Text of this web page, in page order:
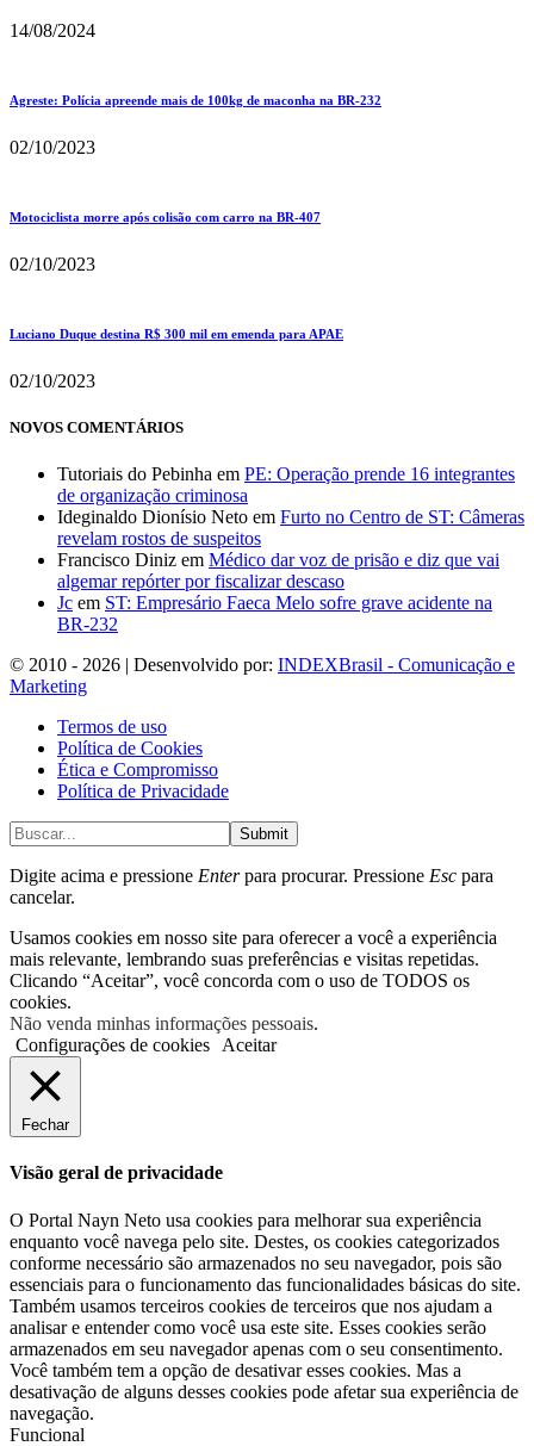
14/08/2024
Agreste: Polícia apreende mais de 100kg de maconha na BR-232
02/10/2023
Motociclista morre após colisão com carro na BR-407
02/10/2023
Luciano Duque destina R$ 300 mil em emenda para APAE
02/10/2023
NOVOS COMENTÁRIOS
Tutoriais do Pebinha em PE: Operação prende 16 integrantes
de organização criminosa
Ideginaldo Dionísio Neto em Furto no Centro de ST: Câmeras
revelam rostos de suspeitos
Francisco Diniz em Médico dar voz de prisão e diz que vai
algemar repórter por fiscalizar descaso
Jc em ST: Empresário Faeca Melo sofre grave acidente na
BR-232
© 2010 - 2026 | Desenvolvido por: INDEXBrasil - Comunicação e
Marketing
Termos de uso
Política de Cookies
Ética e Compromisso
Política de Privacidade
Submit
Digite acima e pressione Enterpara procurar. Pressione Esc para
cancelar.
Usamos cookies em nosso site para oferecer a você a experiência
mais relevante, lembrando suas preferências e visitas repetidas.
Clicando “Aceitar”, você concorda com o uso de TODOS os
cookies.
Não venda minhas informações pessoais.
Configurações de cookies
Aceitar
Fechar
Visão geral de privacidade
O Portal Nayn Neto usa cookies para melhorar sua experiência
enquanto você navega pelo site. Destes, os cookies categorizados
conforme necessário são armazenados no seu navegador, pois são
essenciais para o funcionamento das funcionalidades básicas do site.
Também usamos terceiros cookies de terceiros que nos ajudam a
analisar e entender como você usa este site. Esses cookies serão
armazenados em seu navegador apenas com o seu consentimento.
Você também tem a opção de desativar esses cookies. Mas a
desativação de alguns desses cookies pode afetar sua experiência de
navegação.
Funcional